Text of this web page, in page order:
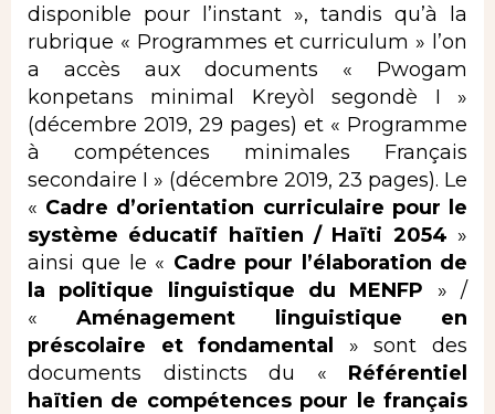
disponible pour l’instant », tandis qu’à la
rubrique « Programmes et curriculum » l’on
a accès aux documents « Pwogam
konpetans minimal Kreyòl segondè I »
(décembre 2019, 29 pages) et « Programme
à compétences minimales Français
secondaire I » (décembre 2019, 23 pages). Le
« Cadre d’orientation curriculaire pour le
système éducatif haïtien / Haïti 2054 »
ainsi que le « Cadre pour l’élaboration de
la politique linguistique du MENFP
» /
«
Aménagement linguistique
en
préscolaire et fondamental
» sont des
documents distincts du « Référentiel
haïtien de compétences pour le français